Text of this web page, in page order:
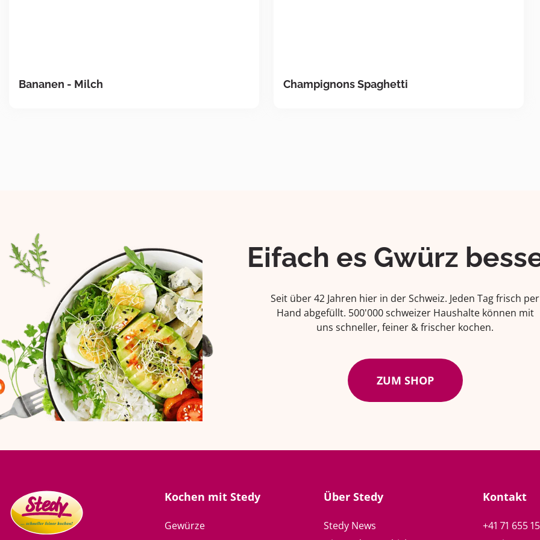
Bananen - Milch Champignons Spaghetti
Eifach es Gwürz
Seit über 42 Jahren hier in der Schweiz. Jeden Tag frisch per
Hand abgefüllt. 500'000 schweizer Haushalte können mit
uns schneller, feiner & frischer kochen.
ZUM SHOP
Kochen mit Stedy
Gewürze
Über Stedy
Stedy News
Kontakt
+41 71 655